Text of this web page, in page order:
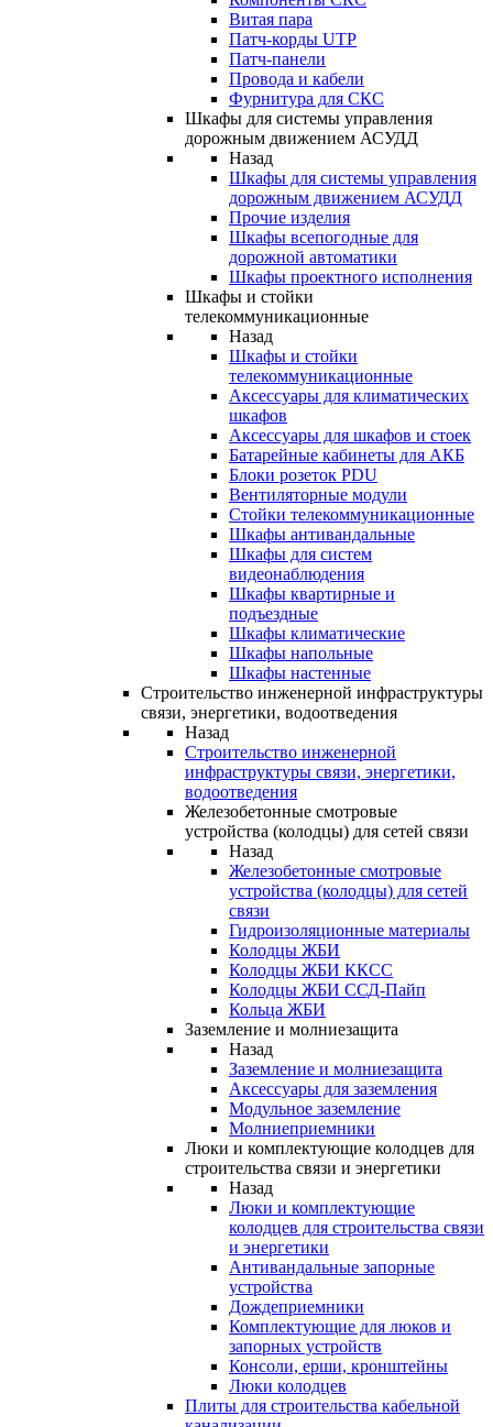
Витая пара
Патч-корды UTP
Патч-панели
Провода и кабели
Фурнитура для СКС
Шкафы для системы управления
дорожным движением АСУДД
Назад
Шкафы для системы управления
дорожным движением АСУДД
Прочие изделия
Шкафы всепогодные для
дорожной автоматики
Шкафы проектного исполнения
Шкафы и стойки
телекоммуникационные
Назад
Шкафы и стойки
телекоммуникационные
Аксессуары для климатических
шкафов
Аксессуары для шкафов и стоек
Батарейные кабинеты для АКБ
Блоки розеток PDU
Вентиляторные модули
Стойки телекоммуникационные
Шкафы антивандальные
Шкафы для систем
видеонаблюдения
Шкафы квартирные и
подъездные
Шкафы климатические
Шкафы напольные
Шкафы настенные
Строительство инженерной инфраструктуры
связи, энергетики, водоотведения
Назад
Строительство инженерной
инфраструктуры связи, энергетики,
водоотведения
Железобетонные смотровые
устройства (колодцы) для сетей связи
Назад
Железобетонные смотровые
устройства (колодцы) для сетей
связи
Гидроизоляционные материалы
Колодцы ЖБИ
Колодцы ЖБИ ККСС
Колодцы ЖБИ ССД-Пайп
Кольца ЖБИ
Заземление и молниезащита
Назад
Заземление и молниезащита
Аксессуары для заземления
Модульное заземление
Молниеприемники
Люки и комплектующие колодцев для
строительства связи и энергетики
Назад
Люки и комплектующие
колодцев для строительства связи
и энергетики
Антивандальные запорные
устройства
Дождеприемники
Комплектующие для люков и
запорных устройств
Консоли, ерши, кронштейны
Люки колодцев
Плиты для строительства кабельной